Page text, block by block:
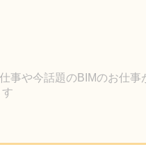
事や今話題のBIMのお仕
す